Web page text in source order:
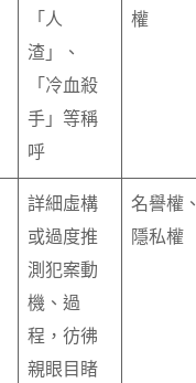
「人
渣」、
「冷血殺
手」等稱
呼
權
詳細虛構
或過度推
測犯案動
機、過
程，彷彿
親眼目睹
名譽權、
隱私權